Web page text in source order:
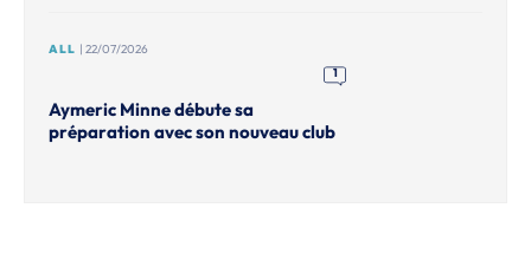
ALL | 22/07/2026
1
Aymeric Minne débute sa
préparation avec son nouveau club